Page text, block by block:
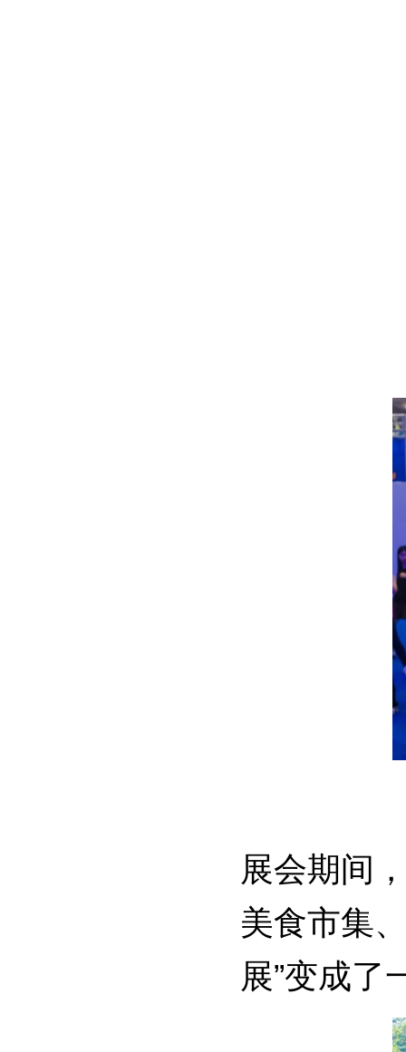
展会期间
美食市集
展”变成了